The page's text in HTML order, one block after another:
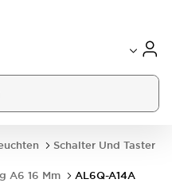
Schalter Und Taster
A6 16 Mm
AL6Q-A14A